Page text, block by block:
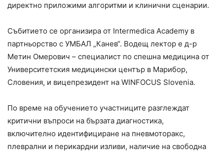
директно приложими алгоритми и клинични сценарии.
Събитието се организира от Intermedica Academy в
партньорство с УМБАЛ „Канев“. Водещ лектор е д-р
Метин Омерович – специалист по спешна медицина от
Университетския медицински център в Марибор,
Словения, и вицепрезидент на WINFOCUS Slovenia.
По време на обучението участниците разглеждат
критични въпроси на бързата диагностика,
включително идентифициране на пневмоторакс,
плеврални и перикардни изливи, наличие на свободна